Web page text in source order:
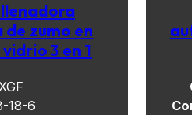
zumo en
3 en 1
18-6